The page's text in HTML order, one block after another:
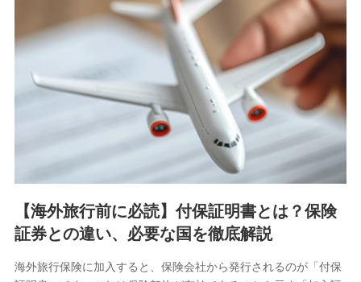
【海外旅行前に必読】付保証明書とは？保険
証券との違い、必要な国を徹底解説
海外旅行保険に加入すると、保険会社から発行されるのが「付保